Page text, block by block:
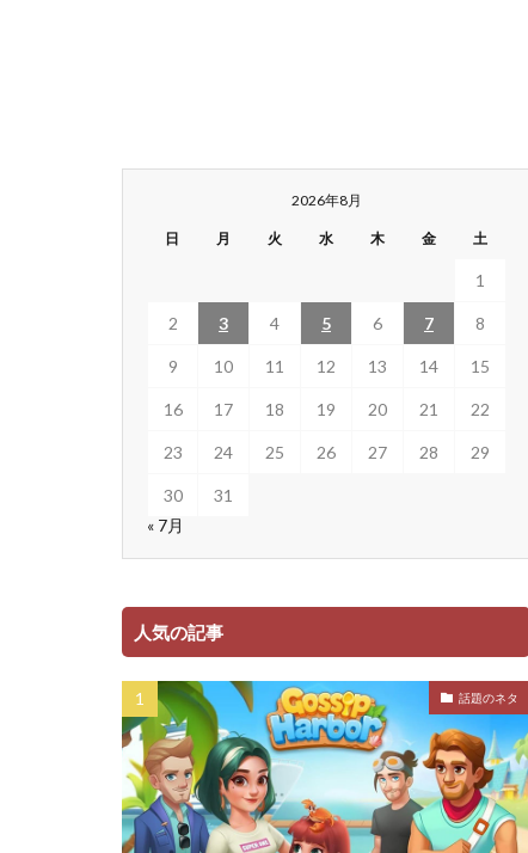
2026年8月
日 月 火 水 木 金 土
1
2 3 4 5 6 7 8
9 10 11 12 13 14 15
16 17 18 19 20 21 22
23 24 25 26 27 28 29
30
31
« 7月
人気の記事
話題のネタ